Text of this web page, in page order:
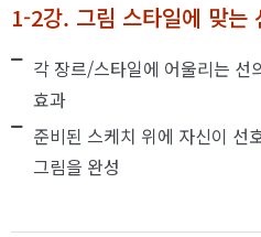
1-2강. 그림 스타일에 맞는
각 장르/스타일에 어울리는 선
효과
준비된 스케치 위에 자신이 선
그림을 완성